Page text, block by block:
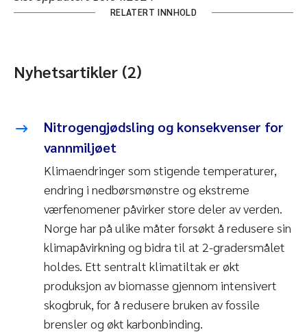
RELATERT INNHOLD
Nyhetsartikler (2)
Nitrogengjødsling og konsekvenser for
vannmiljøet
Klimaendringer som stigende temperaturer,
endring i nedbørsmønstre og ekstreme
værfenomener påvirker store deler av verden.
Norge har på ulike måter forsøkt å redusere sin
klimapåvirkning og bidra til at 2-gradersmålet
holdes. Ett sentralt klimatiltak er økt
produksjon av biomasse gjennom intensivert
skogbruk, for å redusere bruken av fossile
brensler og økt karbonbinding.